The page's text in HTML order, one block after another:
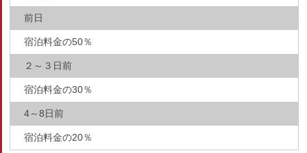
前日
宿泊料金の50％
２～３日前
宿泊料金の30％
4～8日前
宿泊料金の20％